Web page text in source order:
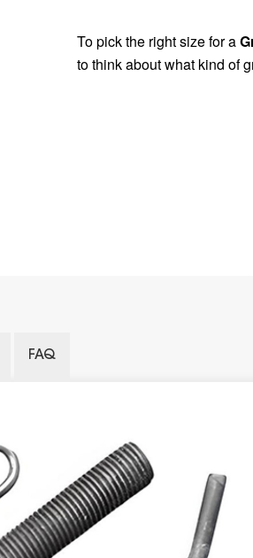
To pick the right size for a
to think about what kind of
FAQ